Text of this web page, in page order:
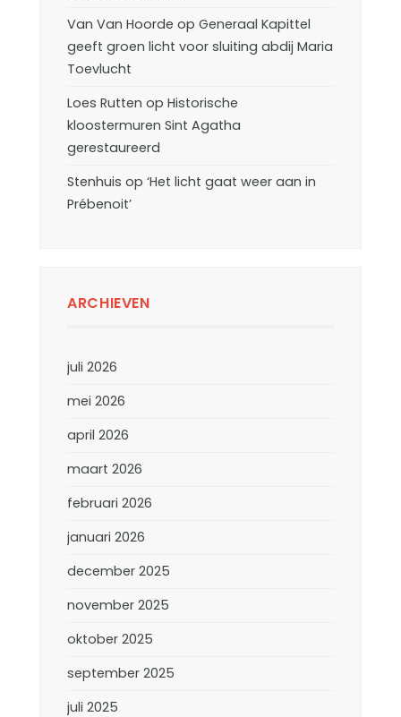
Van Van Hoorde op Generaal Kapittel
geeft groen licht voor sluiting abdij Maria
Toevlucht
Loes Rutten op Historische
kloostermuren Sint Agatha
gerestaureerd
Stenhuis op ‘Het licht gaat weer aan in
Prébenoit’
ARCHIEVEN
juli 2026
mei 2026
april 2026
maart 2026
februari 2026
januari 2026
december 2025
november 2025
oktober 2025
september 2025
juli 2025